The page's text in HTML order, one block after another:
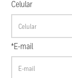
Celular
*E-mail